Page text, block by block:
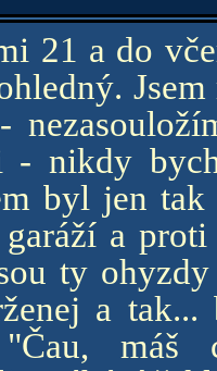
21 a do
- nikdy
byl jen tak
a
ty
a
"Čau,